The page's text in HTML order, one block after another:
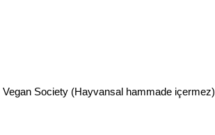
Vegan Society (Hayvansal hammade içermez)